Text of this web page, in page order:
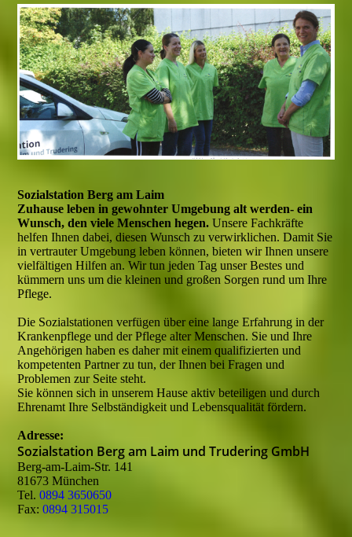
Sozialstation Berg am Laim
Zuhause leben in gewohnter Umgebung alt werden- ein
Wunsch, den viele Menschen hegen. Unsere Fachkräfte
helfen Ihnen dabei, diesen Wunsch zu verwirklichen. Damit Sie
in vertrauter Umgebung leben können, bieten wir Ihnen unsere
vielfältigen Hilfen an. Wir tun jeden Tag unser Bestes und
kümmern uns um die kleinen und großen Sorgen rund um Ihre
Pflege.
Die Sozialstationen verfügen über eine lange Erfahrung in der
Krankenpflege und der Pflege alter Menschen. Sie und Ihre
Angehörigen haben es daher mit einem qualifizierten und
kompetenten Partner zu tun, der Ihnen bei Fragen und
Problemen zur Seite steht.
Sie können sich in unserem Hause aktiv beteiligen und durch
Ehrenamt Ihre Selbständigkeit und Lebensqualität fördern.
Adresse:
Sozialstation Berg am Laim und Trudering GmbH
Berg-am-Laim-Str. 141
81673 München
Tel.0894 3650650
Fax:0894 315015